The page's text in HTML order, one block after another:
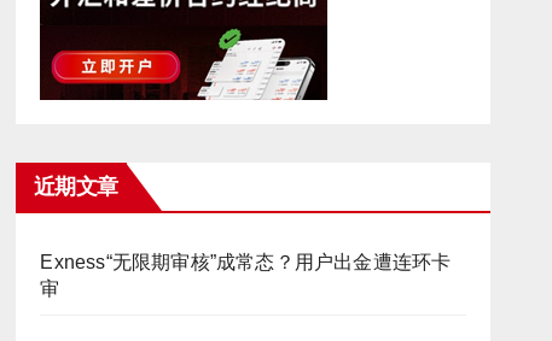
近期文章
Exness“无限期审核”成常态？用户出金遭连环卡
审